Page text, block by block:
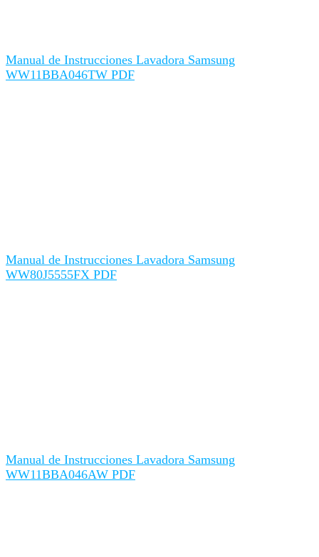
Manual de Instrucciones Lavadora Samsung
WW11BBA046TW PDF
Manual de Instrucciones Lavadora Samsung
WW80J5555FX PDF
Manual de Instrucciones Lavadora Samsung
WW11BBA046AW PDF